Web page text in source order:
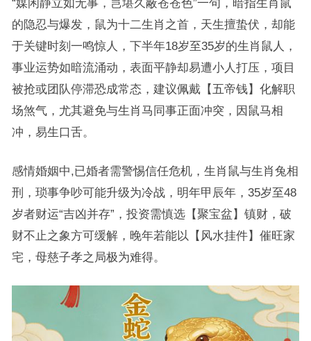
“媒闲静立如无事，岂堪久蔽苍苍色”一句，暗指生肖鼠
的隐忍与爆发，鼠为十二生肖之首，天生擅蛰伏，却能
于关键时刻一鸣惊人，下半年18岁至35岁的生肖鼠人，
事业运势如暗流涌动，表面平静却易遭小人打压，项目
被抢或团队停滞恐成常态，建议佩戴【五帝钱】化解职
场煞气，尤其避免与生肖马同事正面冲突，因鼠马相
冲，易生口舌。
感情婚姻中,已婚者需警惕信任危机，生肖鼠与生肖兔相
刑，琐事争吵可能升级为冷战，明年甲辰年，35岁至48
岁者财运“吉凶并存”，投资需慎选【聚宝盆】镇财，破
财不止之象方可缓解，晚年若能以【风水挂件】催旺家
宅，母慈子孝之局极为难得。